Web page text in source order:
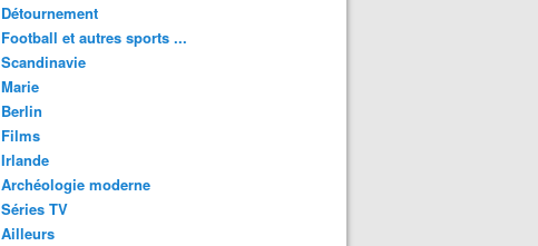
Détournement
Football et autres sports ...
Scandinavie
Marie
Berlin
Films
Irlande
Archéologie moderne
Séries TV
Ailleurs